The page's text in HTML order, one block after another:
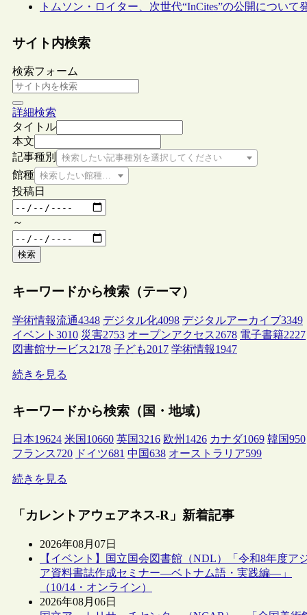
トムソン・ロイター、次世代“InCites”の公開について
サイト内検索
検索フォーム
詳細検索
タイトル
本文
記事種別
検索したい記事種別を選択してください
館種 検索したい館種を選択してください
投稿日
～
検索
キーワードから検索（テーマ）
学術情報流通4348 デジタル化4098 デジタルアーカイブ3349
イベント 3010 災害2753 オープンアクセス2678 電子書籍2227
図書館サービス2178 子ども2017 学術情報1947
続きを見る
キーワードから検索（国・地域）
日本19624 米国 10660 英国3216 欧州 1426 カナダ1069 韓国950
フランス720 ドイツ681 中国638 オーストラリア599
続きを見る
「カレントアウェアネス-R」新着記事
2026年08月07日
【イベント】国立国会図書館（NDL）「令和8年度ア
ア資料書誌作成セミナー―ベトナム語・実践編―」
（10/14・オンライン）
2026年08月06日